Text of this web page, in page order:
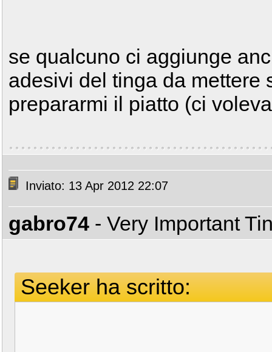
se qualcuno ci aggiunge
adesivi del tinga da mettere
prepararmi il piatto (ci
Inviato: 13 Apr 2012 22:07
gabro74 - Very Important
Seeker ha scritto: